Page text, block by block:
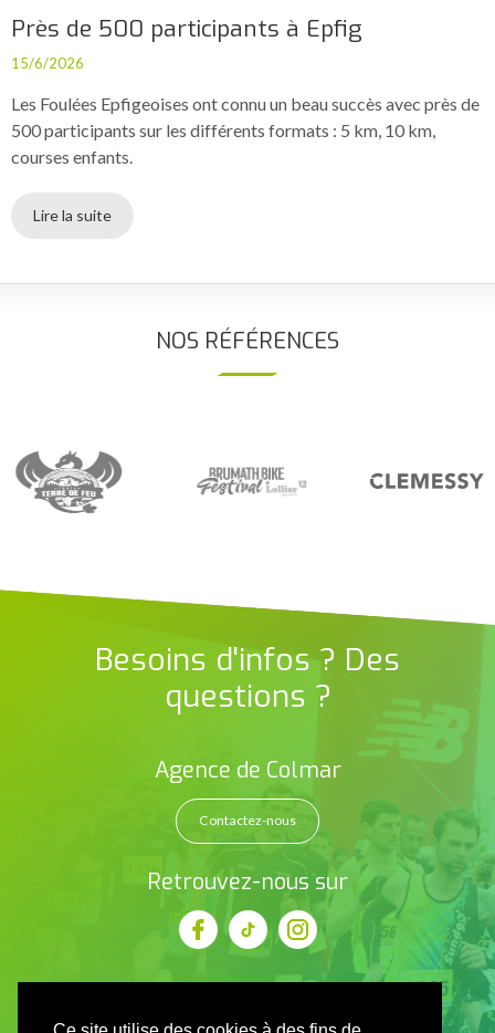
Près de 500 participants à Epfig
15/6/2026
Les Foulées Epfigeoises ont connu un beau succès avec près de
500 participants sur les différents formats : 5 km, 10 km,
courses enfants.
Lire la suite
NOS RÉFÉRENCES
Besoins d'infos ? Des
questions ?
Agence de Colmar
Contactez-nous
Retrouvez-nous sur